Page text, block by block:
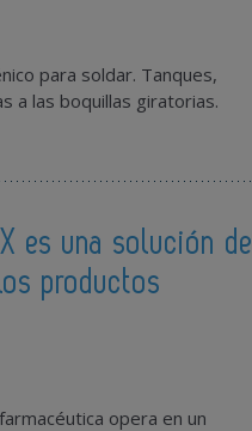
para soldar. Tanques,
a las boquillas giratorias.
es una solución de
productos
opera en un